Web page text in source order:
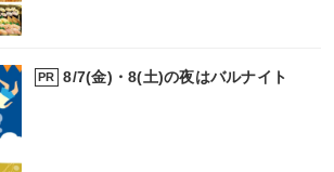
PR 8/7(金)・8(土)の夜はバルナイト